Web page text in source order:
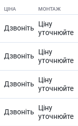
ЦІНА МОНТАЖ
Дзвоніть
Ціну
уточнюйте
Дзвоніть
Ціну
уточнюйте
Дзвоніть
Ціну
уточнюйте
Дзвоніть
Ціну
уточнюйте